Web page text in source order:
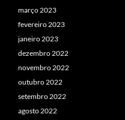
março 2023
fevereiro 2023
janeiro 2023
dezembro 2022
novembro 2022
outubro 2022
setembro 2022
agosto 2022